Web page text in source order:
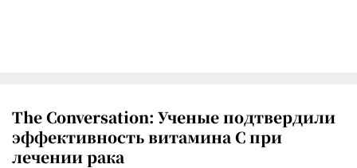
The Conversation: Ученые подтвердили
эффективность витамина C при
лечении рака